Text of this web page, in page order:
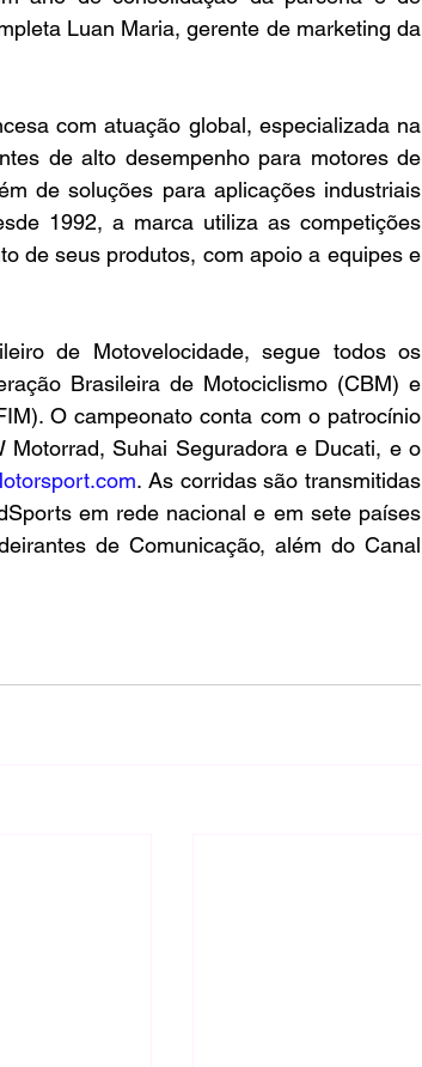
Luan Maria, gerente de marketing da
com atuação global, especializada na
de alto desempenho para motores de
de soluções para aplicações industriais
1992, a marca utiliza as competições
de seus produtos, com apoio a equipes e
de Motovelocidade, segue todos os
Brasileira de Motociclismo (CBM) e
O campeonato conta com o patrocínio
Motorrad, Suhai Seguradora e Ducati, e o
. As corridas são transmitidas
em rede nacional e em sete países
de Comunicação, além do Canal